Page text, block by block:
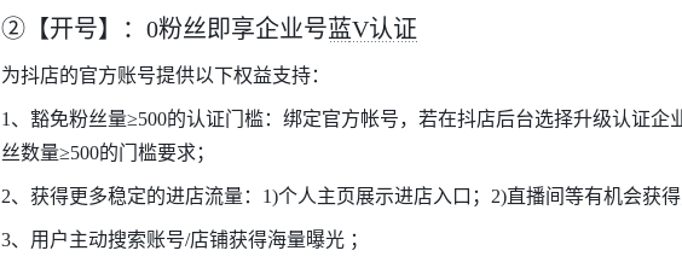
②【开号】：0粉丝即享企业号蓝V认证
为抖店的官方账号提供以下权益支持：
1、豁免粉丝量≥500的认证门槛：绑定官方帐号，若在抖店后台选择升级认证企
丝数量≥500的门槛要求；
2、获得更多稳定的进店流量：1)个人主页展示进店入口；2)直播间等有机会获得
3、用户主动搜索账号/店铺获得海量曝光 ；